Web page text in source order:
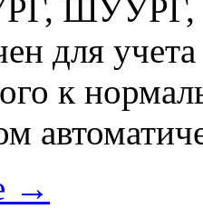
ШУУРГ,
для
к
→